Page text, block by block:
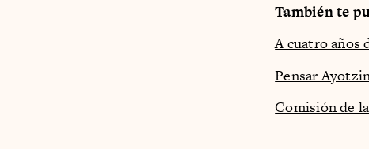
También te
A cuatro años
Pensar
Comisión de